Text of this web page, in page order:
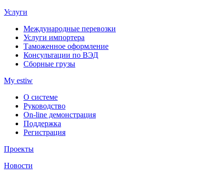
Услуги
Международные перевозки
Услуги импортера
Таможенное оформление
Консультации по ВЭД
Сборные грузы
My estiw
О системе
Руководство
On-line демонстрация
Поддержка
Регистрация
Проекты
Новости